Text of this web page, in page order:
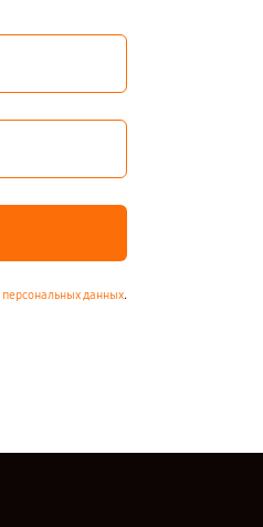
персональных данных.